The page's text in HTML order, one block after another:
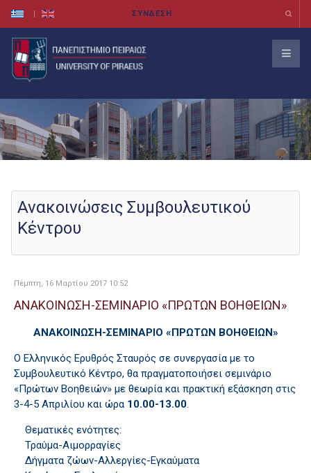
Ανακοινώσεις Συμβουλευτικού
Κέντρου
Πέμπτη, 16 Μαρτίου 2017 10:52
ΑΝΑΚΟΙΝΩΣΗ-ΣΕΜΙΝΑΡΙΟ «ΠΡΩΤΩΝ ΒΟΗΘΕΙΩΝ»
ΑΝΑΚΟΙΝΩΣΗ-ΣΕΜΙΝΑΡΙΟ «ΠΡΩΤΩΝ ΒΟΗΘΕΙΩΝ»
Ο Ελληνικός Ερυθρός Σταυρός σε συνεργασία με το
Συμβουλευτικό Κέντρο, θα πραγματοποιήσει σεμινάριο
«Πρώτων Βοηθειών» με θεωρία και πρακτική εξάσκηση στις
3-4-5 Απριλίου και ώρα 10.00-13.00.
Θεματικές ενότητες:
Τραύμα-Αιμορραγίες
Δήγματα ζώων-Αλλεργίες-Εγκαύματα